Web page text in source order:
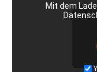
Mit dem